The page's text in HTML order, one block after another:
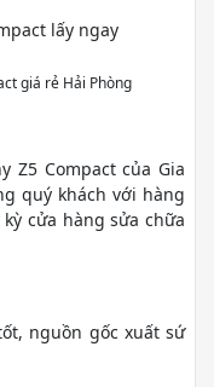
giá rẻ Hải Phòng
Z5 Compact của Gia
quý khách với hàng
cửa hàng sửa chữa
nguồn gốc xuất sứ